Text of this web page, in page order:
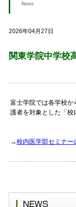
2026年04月27日
関東学院中学校
富士学院では各学校
護者を対象とした「校
→校内医学部セミナー